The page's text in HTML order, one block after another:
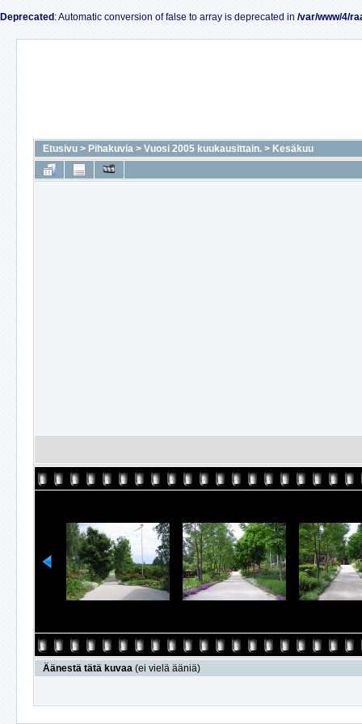
Deprecated : Automatic conversion of false to array is deprecated in /var/www/4/
Etusivu > Pihakuvia > Vuosi 2005 kuukausittain. > Kesäkuu
Äänestä tätä kuvaa (ei vielä ääniä)